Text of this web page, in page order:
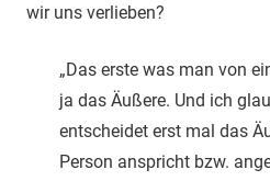
wir uns verlieben?
„Das erste was man von
ja das Äußere. Und ich
entscheidet erst mal das
Person anspricht bzw.